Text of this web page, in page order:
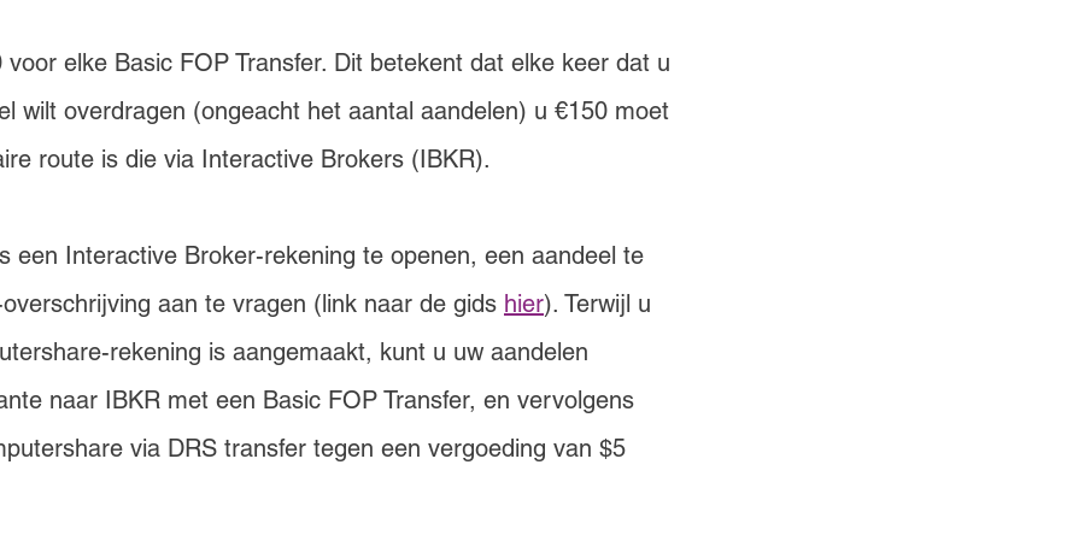
elke Basic FOP Transfer. Dit betekent dat elke keer dat u
wilt overdragen (ongeacht het aantal aandelen) u €150 moet
route is die via Interactive Brokers (IBKR).
een Interactive Broker-rekening te openen, een aandeel te
aan te vragen (link naar de gids hier). Terwijl u
rekening is aangemaakt, kunt u uw aandelen
naar IBKR met een Basic FOP Transfer, en vervolgens
via DRS transfer tegen een vergoeding van $5